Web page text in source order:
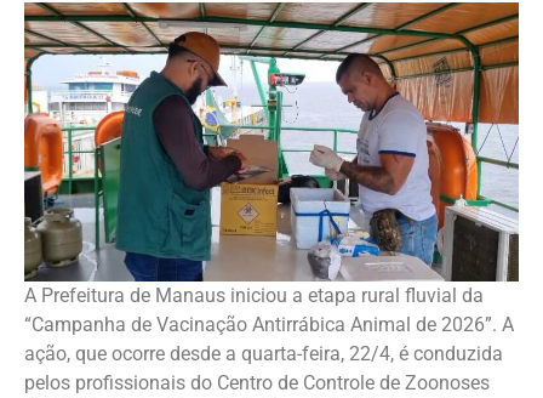
A Prefeitura de Manaus iniciou a etapa rural fluvial da
“Campanha de Vacinação Antirrábica Animal de 2026”. A
ação, que ocorre desde a quarta-feira, 22/4, é conduzida
pelos profissionais do Centro de Controle de Zoonoses